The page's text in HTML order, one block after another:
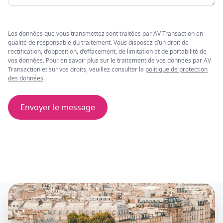
Les données que vous transmettez sont traitées par AV Transaction en
qualité de responsable du traitement. Vous disposez d’un droit de
rectification, d’opposition, d’effacement, de limitation et de portabilité de
vos données. Pour en savoir plus sur le traitement de vos données par AV
Transaction et sur vos droits, veuillez consulter la politique de protection
des données.
Envoyer le message